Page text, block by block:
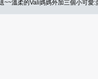
~~溫柔的Vali媽媽外加三個小可愛: